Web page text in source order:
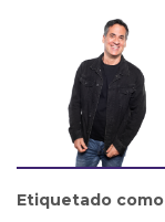
Etiquetado como